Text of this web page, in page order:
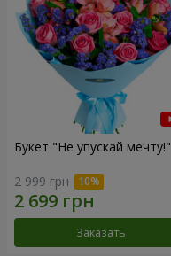
Букет "Не упускай мечту!"
2 999 грн
Заказать